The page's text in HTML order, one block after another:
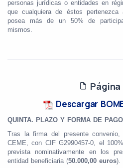
personas jurídicas o entidades en
que cualquiera de éstos
posea más de un 50% de
mismos.
Página
Descargar
QUINTA. PLAZO Y FORMA DE PAGO
Tras la firma del presente
CEME, con CIF G2990457-0, el
prevista nominativamente en los
entidad beneficiaria (50.000,00 euros).